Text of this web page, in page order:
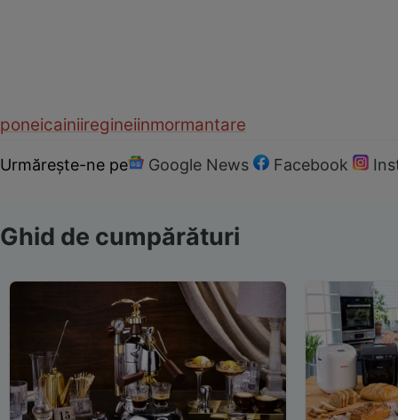
poneicainiiregineiinmormantare
Urmărește-ne pe Google News Facebook
Ghid de cumpărături